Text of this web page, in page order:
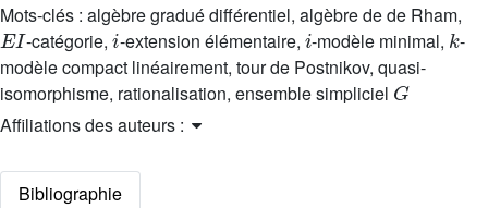
Mots-clés : algèbre gradué différentiel, algèbre de de Rham,
EI
-catégorie,
i
-extension élémentaire,
i
-modèle minimal,
k
-
modèle compact linéairement, tour de Postnikov, quasi-
isomorphisme, rationalisation, ensemble simpliciel
G
Affiliations des auteurs :
Bibliographie